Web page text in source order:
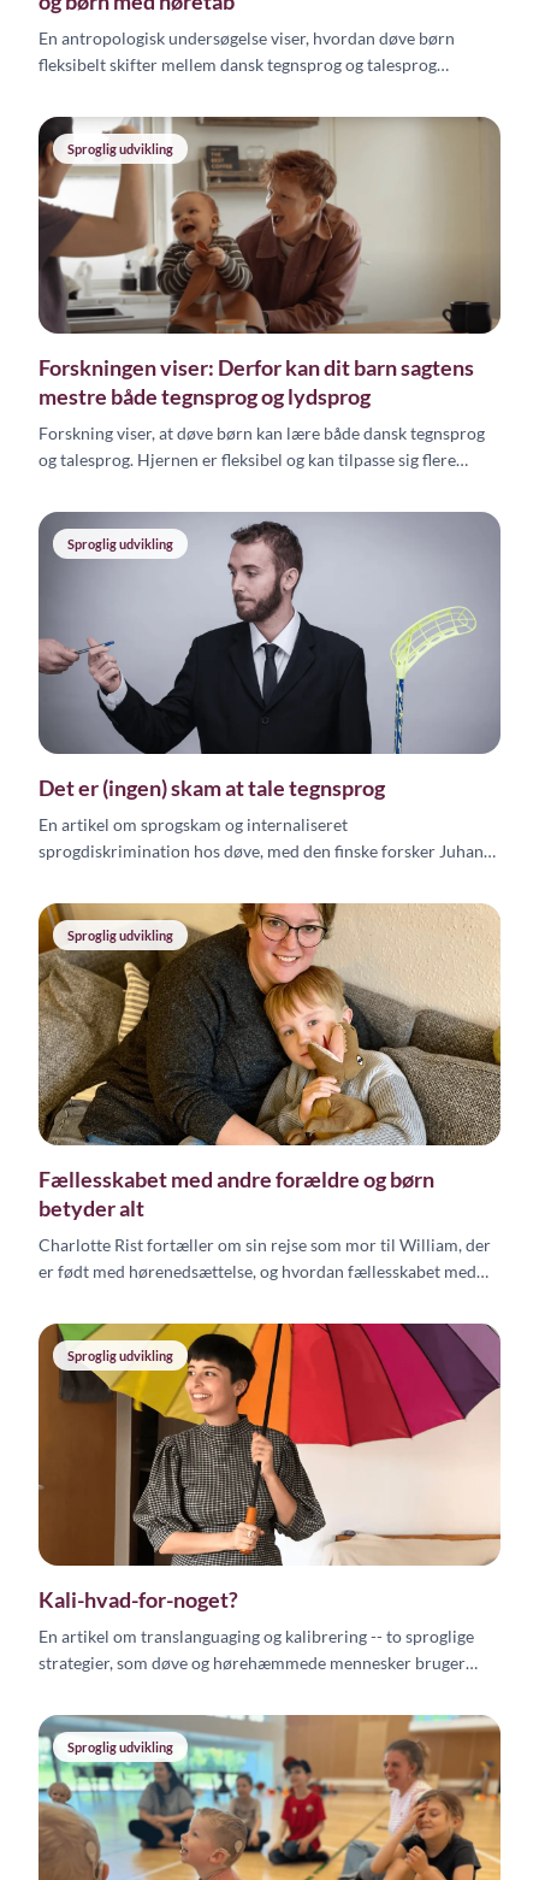
En antropologisk undersøgelse viser, hvordan døve børn
fleksibelt skifter mellem dansk tegnsprog og talesprog
Sproglig udvikling
Forskningen viser: Derfor kan dit barn sagtens
mestre både tegnsprog og lydsprog
Forskning viser, at døve børn kan lære både dansk tegnsprog
og talesprog. Hjernen er fleksibel og kan tilpasse sig flere
Sproglig udvikling
Det er (ingen) skam at tale tegnsprog
En artikel om sprogskam og internaliseret
sprogdiskrimination hos døve, med den finske forsker Juhana
tegnsprog.
Sproglig udvikling
Fællesskabet med andre forældre og børn
betyder alt
Charlotte Rist fortæller om sin rejse som mor til William, der
er født med hørenedsættelse, og hvordan fællesskabet med
Sproglig udvikling
Kali-hvad-for-noget?
En artikel om translanguaging og kalibrering -- to sproglige
strategier, som døve og hørehæmmede mennesker bruger
flersprogede liv.
Sproglig udvikling